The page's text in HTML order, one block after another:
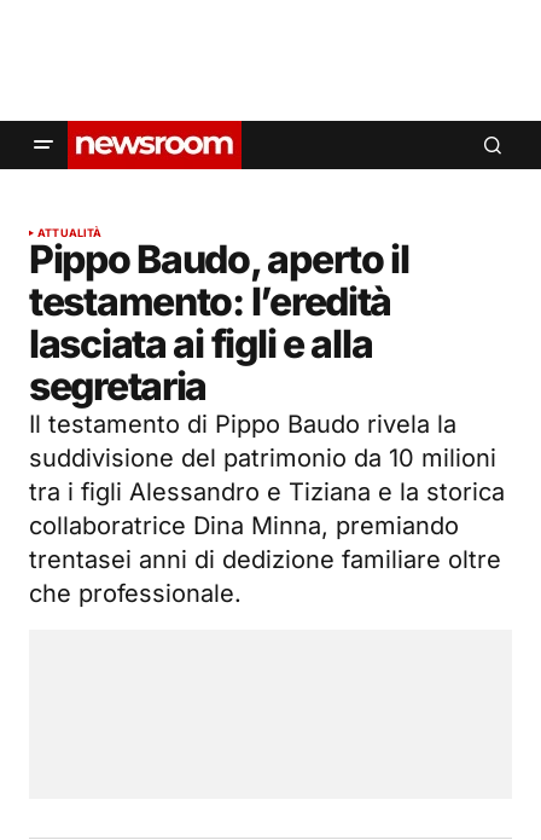
ATTUALITÀ
Pippo Baudo, aperto il
testamento: l’eredità
lasciata ai figli e alla
segretaria
Il testamento di Pippo Baudo rivela la
suddivisione del patrimonio da 10 milioni
tra i figli Alessandro e Tiziana e la storica
collaboratrice Dina Minna, premiando
trentasei anni di dedizione familiare oltre
che professionale.